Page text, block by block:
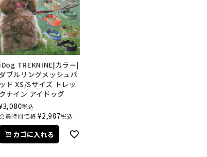
iDog TREKNINE|カラー|
ダブルリングメッシュパ
ッド XS/Sサイズ トレッ
クナイン アイドッグ
3,080税込
員特別価格 ¥2,987税込
カゴに入れる